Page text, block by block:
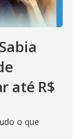
até R$
o que